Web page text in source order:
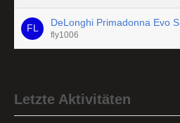
DeLonghi Primadonna Evo S
fly1006
Letzte Aktivitäten